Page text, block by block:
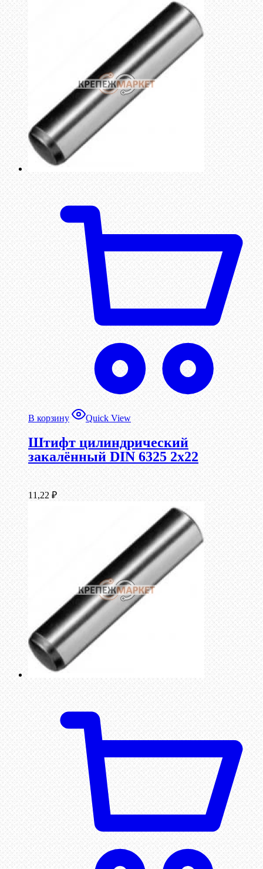
В корзину Quick View
Штифт цилиндрический
закалённый DIN 6325 2х22
11,22 ₽